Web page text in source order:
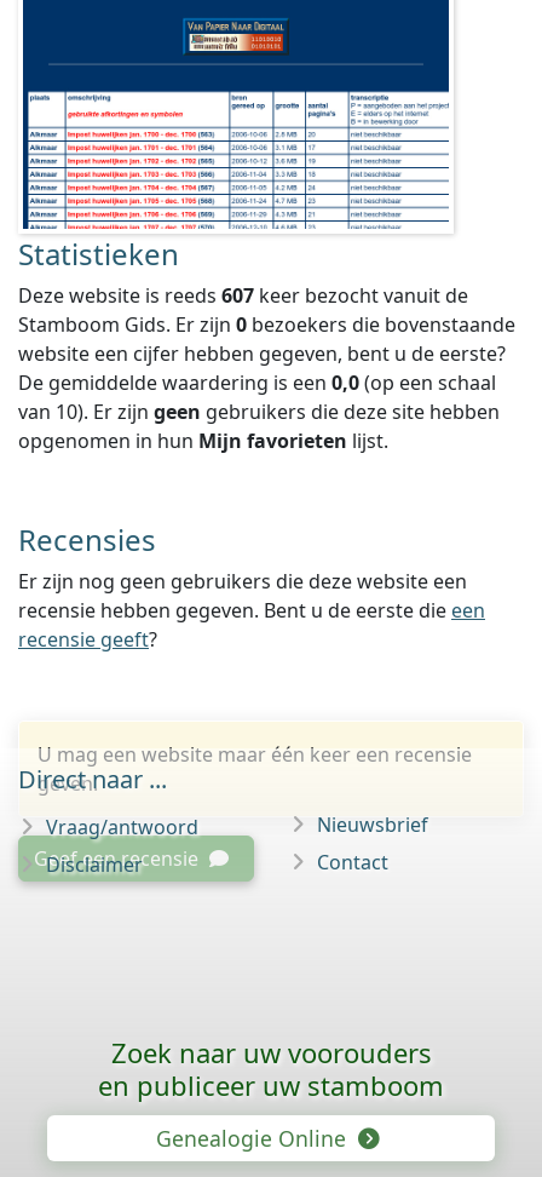
Statistieken
Deze website is reeds 607 keer bezocht vanuit de
Stamboom Gids. Er zijn 0 bezoekers die bovenstaande
website een cijfer hebben gegeven, bent u de eerste?
De gemiddelde waardering is een 0,0(op een schaal
van 10). Er zijn geen gebruikers die deze site hebben
opgenomen in hun Mijn favorieten lijst.
Recensies
Er zijn nog geen gebruikers die deze website een
recensie hebben gegeven. Bent u de eerste die een
recensie geeft?
U mag een website maar één keer een recensie
geven.
Geef een recensie
Direct naar ...
Vraag/antwoord
Disclaimer
Nieuwsbrief
Contact
Zoek naar uw voorouders
en publiceer uw stamboom
Genealogie Online